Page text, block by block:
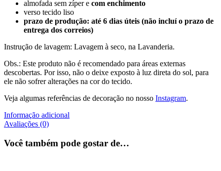
almofada sem zíper e com enchimento
verso tecido liso
prazo de produção: até 6 dias úteis (não incluí o prazo de
entrega dos correios)
Instrução de lavagem: Lavagem à seco, na Lavanderia.
Obs.: Este produto não é recomendado para áreas externas
descobertas. Por isso, não o deixe exposto à luz direta do sol, para
ele não sofrer alterações na cor do tecido.
Veja algumas referências de decoração no nosso Instagram.
Informação adicional
Avaliações (0)
Você também pode gostar de…